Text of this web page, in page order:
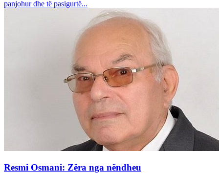
panjohur dhe të pasigurtë...
Resmi Osmani: Zëra nga nëndheu